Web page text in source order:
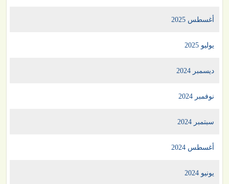
أغسطس 2025
يوليو 2025
ديسمبر 2024
نوفمبر 2024
سبتمبر 2024
أغسطس 2024
يونيو 2024